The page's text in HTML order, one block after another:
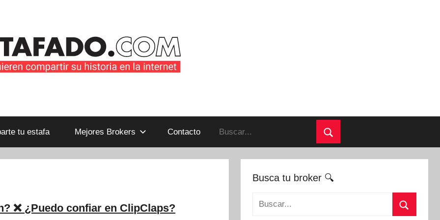
tu estafa Mejores Brokers Contacto
Buscar:
Buscar
❌ ¿Puedo confiar en ClipClaps?
Busca tu broker 🔍
Buscar: